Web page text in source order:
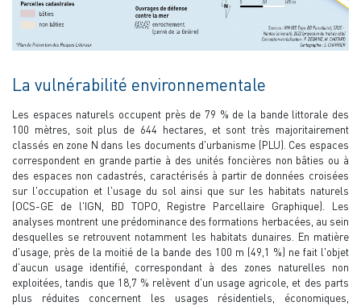
La vulnérabilité environnementale
Les espaces naturels occupent près de 79 % de la bande littorale des
100 mètres, soit plus de 644 hectares, et sont très majoritairement
classés en zone N dans les documents d'urbanisme (PLU). Ces espaces
correspondent en grande partie à des unités foncières non bâties ou à
des espaces non cadastrés, caractérisés à partir de données croisées
sur l'occupation et l'usage du sol ainsi que sur les habitats naturels
(OCS-GE de l'IGN, BD TOPO, Registre Parcellaire Graphique). Les
analyses montrent une prédominance des formations herbacées, au sein
desquelles se retrouvent notamment les habitats dunaires. En matière
d'usage, près de la moitié de la bande des 100 m (49,1 %) ne fait l'objet
d'aucun usage identifié, correspondant à des zones naturelles non
exploitées, tandis que 18,7 % relèvent d'un usage agricole, et des parts
plus réduites concernent les usages résidentiels, économiques,